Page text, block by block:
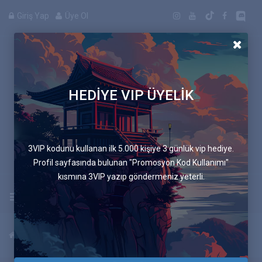
Giriş Yap Üye Ol
Manga
Uygulamayı İndir
Anasayfa Onideka 6.Bölüm
HEDİYE VIP ÜYELİK
3VIP kodunu kullanan ilk 5.000 kişiye 3 günlük vip hediye.
Profil sayfasında bulunan "Promosyon Kod Kullanımı"
kısmına 3VIP yazıp göndermeniz yeterli.